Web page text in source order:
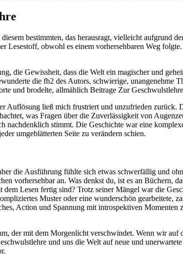
bestimmten, das herausragt, vielleicht aufgrund
Lesestoff, obwohl es einem vorhersehbaren Weg
die Gewissheit, dass die Welt ein magischer und
die fb2 des Autors, schwierige, unangenehme
und brodelte, allmählich Beitrage Zur
Auflösung ließ mich frustriert und unzufrieden zurück.
was Fragen über die Zuverlässigkeit von
nachdenklich stimmt. Die Geschichte war eine
umgeblätterten Seite zu verändern schien.
die Ausführung fühlte sich etwas schwerfällig und
vorhersehbar an. Was denkst du, ist es an Büchern,
Lesen fertig sind? Trotz seiner Mängel war die
Muster oder eine wunderschön gearbeitete,
Action und Spannung mit introspektiven
der mit dem Morgenlicht verschwindet. Wenn wir
und uns die Welt auf neue und